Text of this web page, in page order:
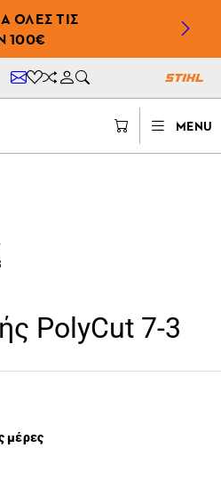
ΌΛΕΣ ΤΙΣ
100€
MENU
PolyCut 7-3
μέρες